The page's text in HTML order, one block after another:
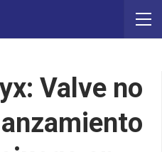
Valve no